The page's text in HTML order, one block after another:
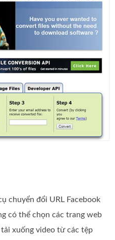
chuyển đổi URL Facebook
có thể chọn các trang web
xuống video từ các tệp